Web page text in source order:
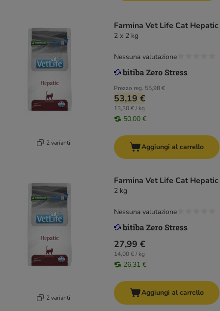
2 varianti
Farmina Vet Life Cat Hepatic
2 x 2 kg
Prezzo reg. 55,98 €
53,19 €
13,30 € / kg
50,00 €
Nessuna valutazione
Aggiungi al carrello
2 varianti
Farmina Vet Life Cat Hepatic
2 kg
27,99 €
14,00 € / kg
26,31 €
Nessuna valutazione
Aggiungi al carrello